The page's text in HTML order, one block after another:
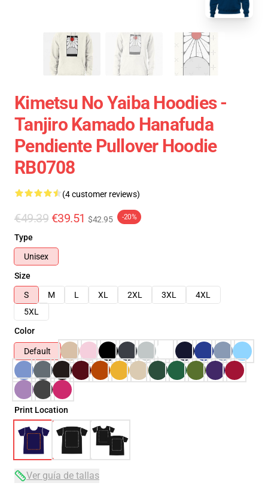
Kimetsu No Yaiba Hoodies -
Tanjiro Kamado Hanafuda
Pendiente Pullover Hoodie
RB0708
(4 customer reviews)
€49.39 €39.51 $42.95 -20%
Type
Unisex
Size
S
M L XL 2XL 3XL
4XL
5XL
Color
Default
Print Location
Ver guía de tallas